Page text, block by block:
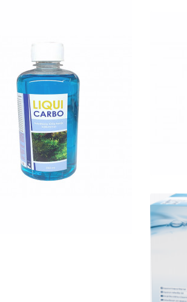
Nettó ár: 2,984 Ft
Liqui Carbo folyékony
500ml - 25000 liter
vízhez
KOSÁRBA